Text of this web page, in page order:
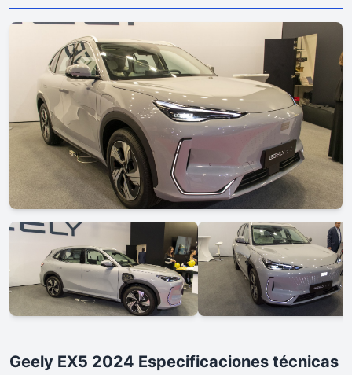
Geely EX5 2024 Especificaciones técnicas